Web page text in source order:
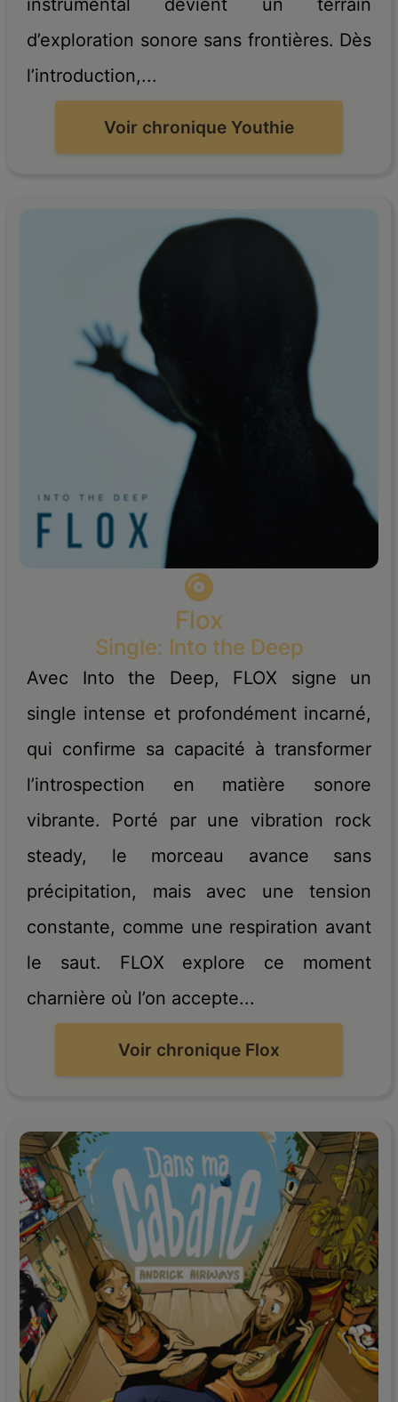
d’exploration sonore sans frontières. Dès
l’introduction,...
Voir chronique Youthie
Flox
Single: Into the Deep
Avec Into the Deep, FLOX signe un
single intense et profondément incarné,
qui confirme sa capacité à transformer
l’introspection en matière sonore
vibrante. Porté par une vibration rock
steady, le morceau avance sans
précipitation, mais avec une tension
constante, comme une respiration avant
le saut. FLOX explore ce moment
charnière où l’on accepte...
Voir chronique Flox